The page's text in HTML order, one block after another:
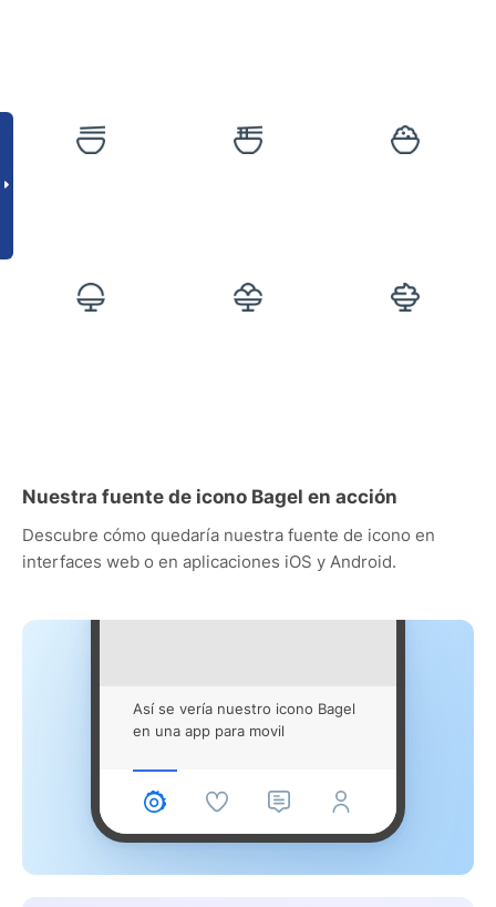
Nuestra fuente de icono Bagel en acción
Descubre cómo quedaría nuestra fuente de icono en
interfaces web o en aplicaciones iOS y Android.
Así se vería nuestro icono Bagel
en una app para movil